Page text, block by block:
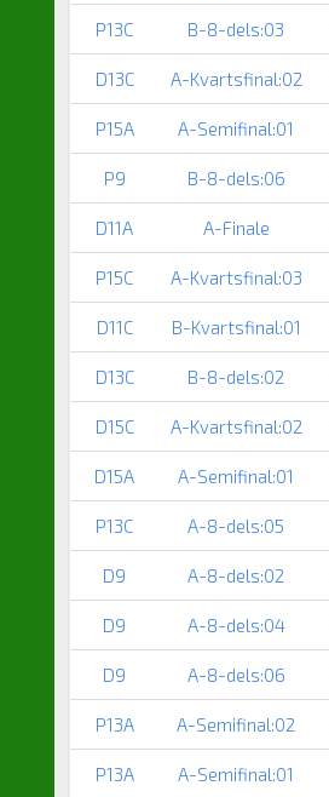
P13C B-8-dels:03
D13C A-Kvartsfinal:02
P15A A-Semifinal:01
P9 B-8-dels:06
D11A A-Finale
P15C A-Kvartsfinal:03
D11C B-Kvartsfinal:01
D13C B-8-dels:02
D15C A-Kvartsfinal:02
D15A A-Semifinal:01
P13C A-8-dels:05
D9 A-8-dels:02
D9 A-8-dels:04
D9 A-8-dels:06
P13A A-Semifinal:02
P13A A-Semifinal:01